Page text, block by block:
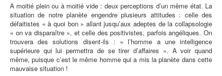
A moitié plein ou à moitié vide : deux perceptions d’un même état. La
situation de notre planète engendre plusieurs attitudes : celle des
défaitistes « à quoi bon » allant jusqu’aux adeptes de la collapsologie
« on va disparaître », et celle des positivistes, parfois angéliques. On
trouvera des solutions disent-ils : « l’homme a une intelligence
supérieure qui lui permettra de se tirer d’affaires ». A voir quand
même, puisque c’est le même homme qui a mis la planète dans cette
mauvaise situation !